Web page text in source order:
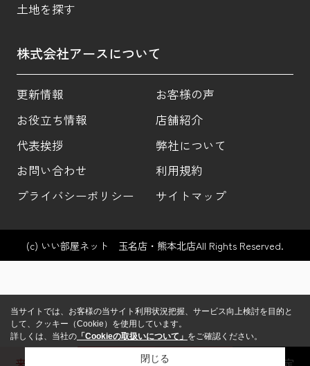
土地を探す
株式会社アースについて
更新情報
お客様の声
お役立ち情報
店舗紹介
代表挨拶
弊社について
お問い合わせ
利用規約
プライバシーポリシー
サイトマップ
(c) いい部屋ネット 玉名店・熊本北店All Rights Reserved.
当サイトでは、お客様の当サイト利用状況把握、サービス向上検討を目的と
して、クッキー（Cookie）を使用しています。
詳しくは、当社の 「Cookieの取扱いについて」 をご確認ください。
閉じる